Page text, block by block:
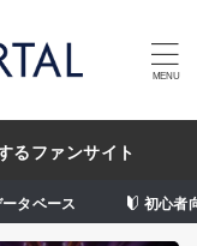
るファンサイト
タベース 初心者